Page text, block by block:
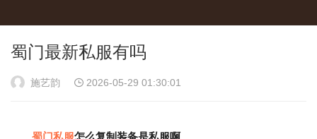
蜀门最新私服有吗
施艺韵 2026-05-29 01:30:01
蜀门私服怎么复制装备是私服啊